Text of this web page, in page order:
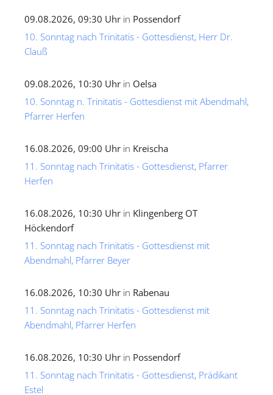
09.08.2026, 09:30 Uhr in Possendorf
10. Sonntag nach Trinitatis - Gottesdienst, Herr Dr.
Clauß
09.08.2026, 10:30 Uhr in Oelsa
10. Sonntag n. Trinitatis - Gottesdienst mit Abendmahl,
Pfarrer Herfen
16.08.2026, 09:00 Uhr in Kreischa
11. Sonntag nach Trinitatis - Gottesdienst, Pfarrer
Herfen
16.08.2026, 10:30 Uhr in Klingenberg OT
Höckendorf
11. Sonntag nach Trinitatis - Gottesdienst mit
Abendmahl, Pfarrer Beyer
16.08.2026, 10:30 Uhr in Rabenau
11. Sonntag nach Trinitatis - Gottesdienst mit
Abendmahl, Pfarrer Herfen
16.08.2026, 10:30 Uhr in Possendorf
11. Sonntag nach Trinitatis - Gottesdienst, Prädikant
Estel